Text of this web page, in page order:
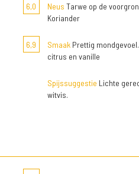
6,0 Neus Tarwe op de
Koriander
6,9 SmaakPrettig
citrus en vanille
Spijssuggestie Lichte
witvis.